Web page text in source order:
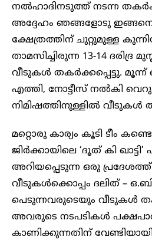
നൽഹാദിനടുത്ത് നടന്ന
അദ്ദേഹം ഞങ്ങളോടു
ക്ഷേത്രത്തിന് ചുറ്റുമുള്ള
താമസിച്ചിരുന്ന 13-14 ദരിദ്ര
വീടുകൾ തകർക്കപ്പെട്ടു.
എത്തി, നോട്ടീസ് നൽകി
നിമിഷത്തിനുള്ളിൽ വീടുകൾ
മറ്റൊരു കാര്യം കൂടി ടീം
ജിർക്കായിലെ ‘ദൂത് കി
അറിയപ്പെടുന്ന ഒരു പ്രദേശത്ത്
വീടുകൾക്കൊപ്പം ദലിത് –
പെടുന്നവരുടെയും വീടുകൾ
അവരുടെ നടപടികൾ
കാണിക്കുന്നതിന്